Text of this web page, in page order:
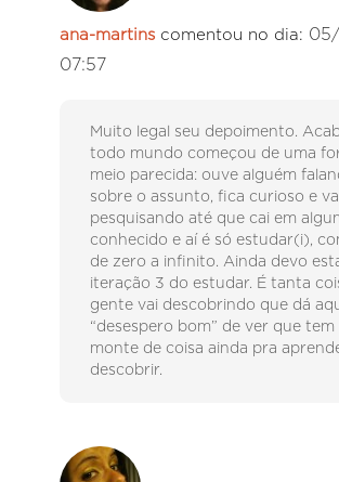
ana-martins comentou no dia: 05/
07:57
Muito legal seu depoimento.
todo mundo começou de uma
meio parecida: ouve alguém
sobre o assunto, fica curioso e
pesquisando até que cai em
conhecido e aí é só estudar(i),
de zero a infinito. Ainda devo
iteração 3 do estudar. É tanta
gente vai descobrindo que dá
“desespero bom” de ver que tem
monte de coisa ainda pra
descobrir.